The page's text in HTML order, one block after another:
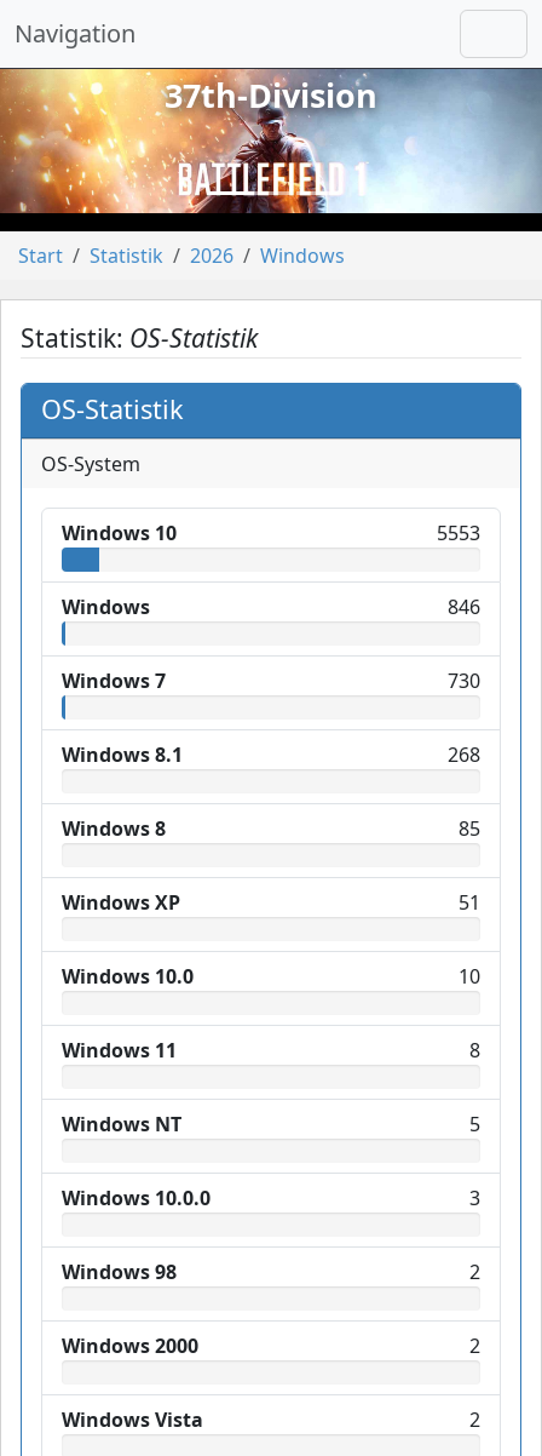
Navigation
vorheriges
37th-Division
Start Statistik 2026 Windows
Statistik: OS-Statistik
OS-Statistik
OS-System
Windows 10 5553
Windows 846
Windows 7 730
Windows 8.1 268
Windows 8 85
Windows XP 51
Windows 10.0 10
Windows 11 8
Windows NT 5
Windows 10.0.0 3
Windows 98 2
Windows 2000 2
Windows Vista 2